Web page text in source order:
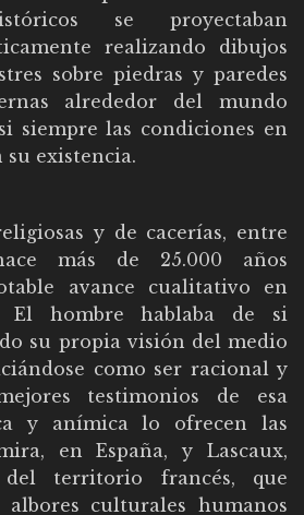
se proyectaban
realizando dibujos
sobre piedras y paredes
alrededor del mundo
siempre las condiciones en
su existencia.
y de cacerías, entre
más de 25.000 años
avance cualitativo en
El hombre hablaba de si
su propia visión del medio
como ser racional y
testimonios de esa
y anímica lo ofrecen las
en España, y Lascaux,
territorio francés, que
culturales humanos